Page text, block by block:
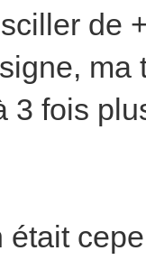
de
3 fois
était